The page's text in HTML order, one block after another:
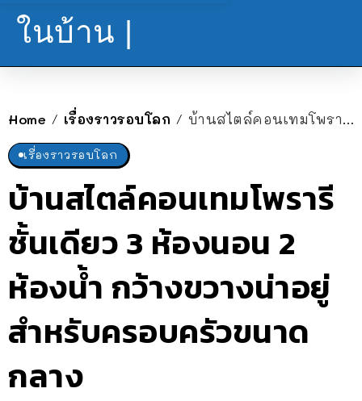
ในบ้าน |
Home / เรื่องราวรอบโลก / บ้านสไตล์คอนเทมโพรารีชั้นเดียว 3 ห้องนอน 2 ห้องน้ำ กว้างขวางน่าอยู่ สำหรับครอบครัวขนาดกลาง
เรื่องราวรอบโลก
บ้านสไตล์คอนเทมโพรารี
ชั้นเดียว 3 ห้องนอน 2
ห้องน้ำ กว้างขวางน่าอยู่
สำหรับครอบครัวขนาด
กลาง